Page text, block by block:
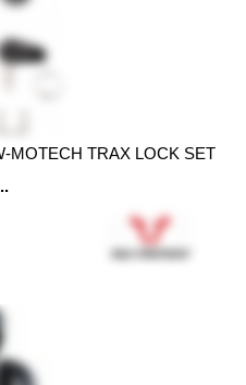
MOTECH TRAX LOCK SET